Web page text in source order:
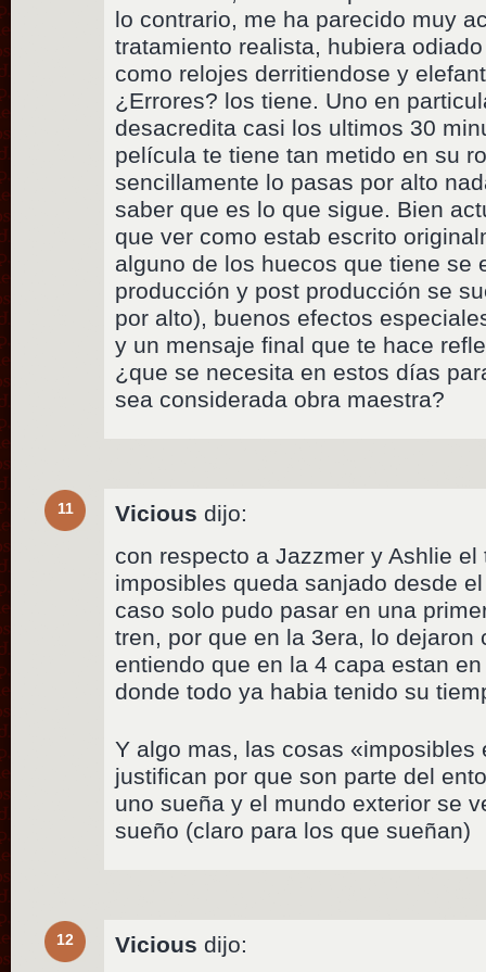
lo contrario, me ha parecido muy
tratamiento realista, hubiera
como relojes derritiendose y
¿Errores? los tiene. Uno en
desacredita casi los ultimos 30
película te tiene tan metido en su
sencillamente lo pasas por alto
saber que es lo que sigue. Bien
que ver como estab escrito
alguno de los huecos que tiene se
producción y post producción se
por alto), buenos efectos
y un mensaje final que te hace
¿que se necesita en estos días
sea considerada obra maestra?
11 Vicious dijo:
con respecto a Jazzmer y Ashlie
imposibles queda sanjado desde
caso solo pudo pasar en una
tren, por que en la 3era, lo dejaron
entiendo que en la 4 capa estan
donde todo ya habia tenido su
Y algo mas, las cosas «imposibles
justifican por que son parte del
uno sueña y el mundo exterior se
sueño (claro para los que sueñan)
12 Vicious dijo: